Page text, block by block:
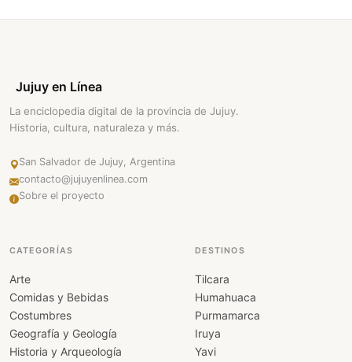
Jujuy en Línea
La enciclopedia digital de la provincia de Jujuy.
Historia, cultura, naturaleza y más.
San Salvador de Jujuy, Argentina
contacto@jujuyenlinea.com
Sobre el proyecto
CATEGORÍAS
Arte
Comidas y Bebidas
Costumbres
Geografía y Geología
Historia y Arqueología
DESTINOS
Tilcara
Humahuaca
Purmamarca
Iruya
Yavi